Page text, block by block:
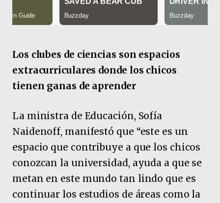
Los clubes de ciencias son espacios
extracurriculares donde los chicos
tienen ganas de aprender
La ministra de Educación, Sofía
Naidenoff, manifestó que “este es un
espacio que contribuye a que los chicos
conozcan la universidad, ayuda a que se
metan en este mundo tan lindo que es
continuar los estudios de áreas como la